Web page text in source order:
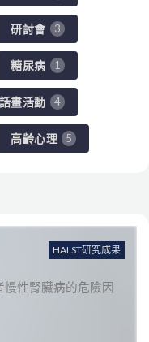
研討會 3
糖尿病 1
話畫活動 4
高齡心理 5
HALST研究成果
性腎臟病的危險因